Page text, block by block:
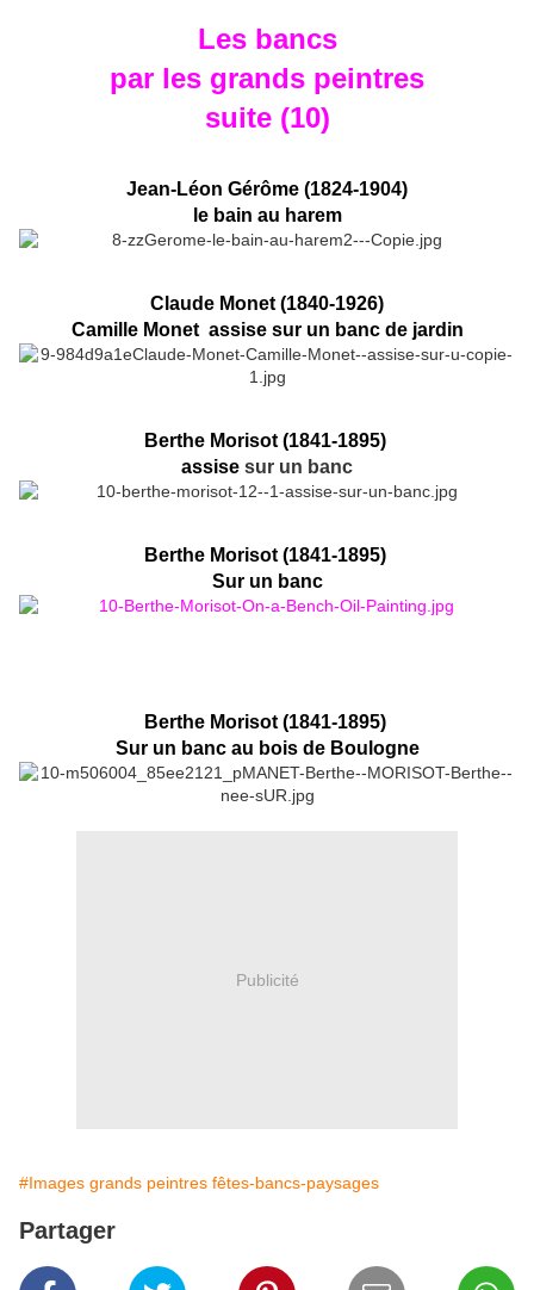
Les bancs
par les grands peintres
suite (10)
Jean-Léon Gérôme (1824-1904)
le bain au harem
Claude Monet (1840-1926)
Camille Monet assise sur un banc de jardin
Berthe Morisot (1841-1895)
assise sur un banc
Berthe Morisot (1841-1895)
Sur un banc
Berthe Morisot (1841-1895)
Sur un banc au bois de Boulogne
Publicité
#Images grands peintres fêtes-bancs-paysages
Partager